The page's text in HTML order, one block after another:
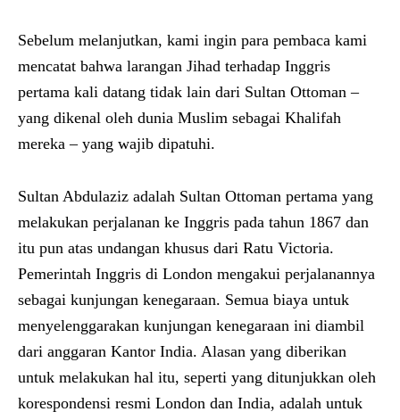
Sebelum melanjutkan, kami ingin para pembaca kami
mencatat bahwa larangan Jihad terhadap Inggris
pertama kali datang tidak lain dari Sultan Ottoman –
yang dikenal oleh dunia Muslim sebagai Khalifah
mereka – yang wajib dipatuhi.
Sultan Abdulaziz adalah Sultan Ottoman pertama yang
melakukan perjalanan ke Inggris pada tahun 1867 dan
itu pun atas undangan khusus dari Ratu Victoria.
Pemerintah Inggris di London mengakui perjalanannya
sebagai kunjungan kenegaraan. Semua biaya untuk
menyelenggarakan kunjungan kenegaraan ini diambil
dari anggaran Kantor India. Alasan yang diberikan
untuk melakukan hal itu, seperti yang ditunjukkan oleh
korespondensi resmi London dan India, adalah untuk